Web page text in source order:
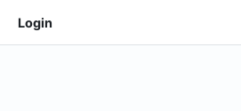
Login